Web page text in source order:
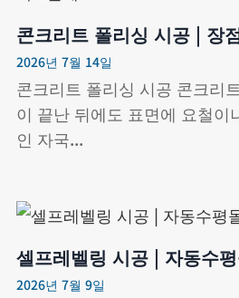
2026년 7월 14일
콘크리트 폴리싱 시공 콘크리
이 끝난 뒤에도 표면에 요철이
인 자국...
셀프레벨링 시공 | 자동수
2026년 7월 9일